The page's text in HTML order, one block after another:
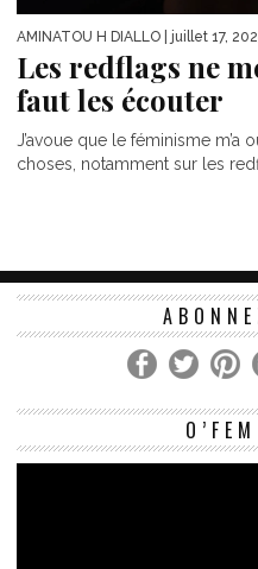
AMINATOU H DIALLO | juillet 17,
Les redflags ne
faut les écouter
J’avoue que le féminisme
choses, notamment sur les